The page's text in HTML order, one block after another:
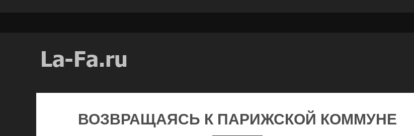
ВОЗВРАЩАЯСЬ К ПАРИЖСКОЙ КОММУНЕ